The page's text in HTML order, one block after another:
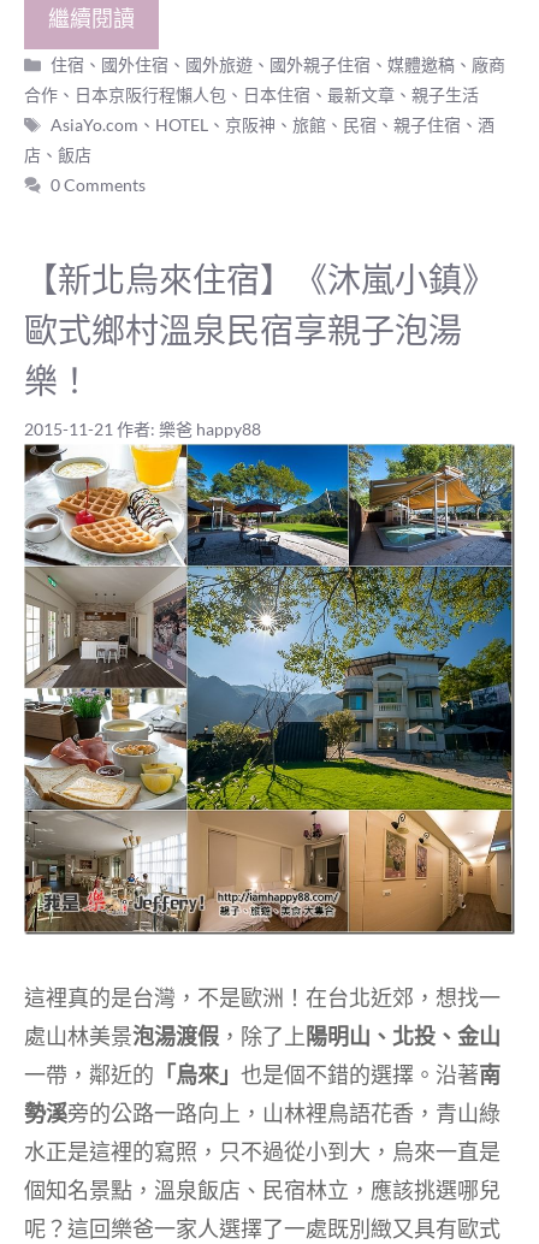
繼續閱讀
分
類
住宿 、 國外住宿 、 國外旅遊 、 國外親子住宿 、媒體邀稿 、 廠商
合作 、 日本京阪行程懶人包 、 日本住宿 、 最新文章 、 親子生活
標
籤
AsiaYo.com 、 HOTEL 、 京阪神 、旅館 、 民宿 、親子住宿 、 酒
店 、 飯店
0 Comments
【新北烏來住宿】《沐嵐小鎮》
歐式鄉村溫泉民宿享親子泡湯
樂！
2015-11-21 作者: 樂爸 happy88
這裡真的是台灣，不是歐洲！在台北近郊，想找一
處山林美景泡湯渡假 ，除了上 陽明山、北投、金山
一帶，鄰近的 「烏來」 也是個不錯的選擇。沿著南
勢溪旁的公路一路向上，山林裡鳥語花香，青山綠
水正是這裡的寫照，只不過從小到大，烏來一直是
個知名景點，溫泉飯店、民宿林立，應該挑選哪兒
呢？這回樂爸一家人選擇了一處既別緻又具有歐式